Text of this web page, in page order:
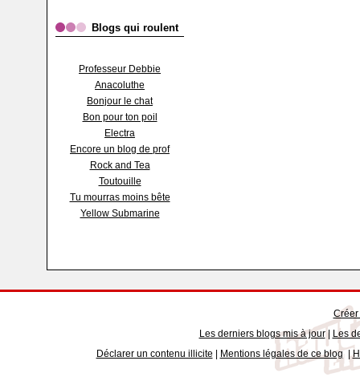
Blogs qui roulent
Professeur Debbie
Anacoluthe
Bonjour le chat
Bon pour ton poil
Electra
Encore un blog de prof
Rock and Tea
Toutouille
Tu mourras moins bête
Yellow Submarine
Les derniers blogs mis à jour| Les
Déclarer un contenu illicite
Mentions légales de ce blog|